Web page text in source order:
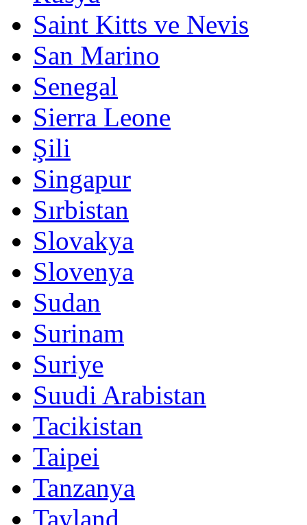
Saint Kitts ve Nevis
San Marino
Senegal
Sierra Leone
Şili
Singapur
Sırbistan
Slovakya
Slovenya
Sudan
Surinam
Suriye
Suudi Arabistan
Tacikistan
Taipei
Tanzanya
Tayland